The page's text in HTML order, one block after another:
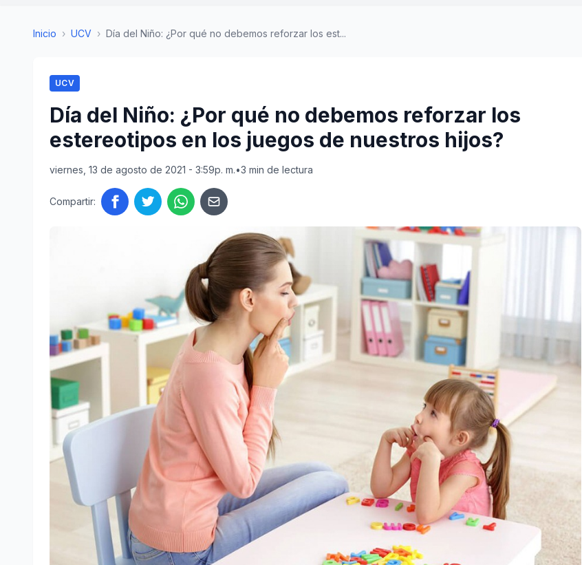
Inicio › UCV › Día del Niño: ¿Por qué no debemos reforzar los est...
UCV
Día del Niño: ¿Por qué no debemos reforzar los
estereotipos en los juegos de nuestros hijos?
viernes, 13 de agosto de 2021 - 3:59p. m.•3 min de lectura
Compartir: